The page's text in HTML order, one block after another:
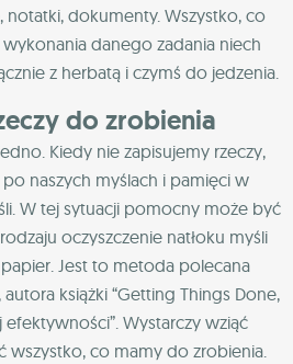
notatki, dokumenty. Wszystko, co
danego zadania niech
z herbatą i czymś do jedzenia.
do zrobienia
Kiedy nie zapisujemy rzeczy,
naszych myślach i pamięci w
W tej sytuacji pomocny może być
oczyszczenie natłoku myśli
Jest to metoda polecana
autora książki “Getting Things Done,
Wystarczy wziąć
wszystko, co mamy do zrobienia.